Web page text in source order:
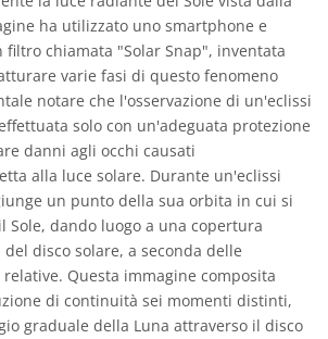
ha utilizzato uno smartphone e
filtro chiamata "Solar Snap", inventata
varie fasi di questo fenomeno
notare che l'osservazione di un'eclissi
solo con un'adeguata protezione
danni agli occhi causati
alla luce solare. Durante un'eclissi
un punto della sua orbita in cui si
Sole, dando luogo a una copertura
disco solare, a seconda delle
Questa immagine composita
di continuità sei momenti distinti,
graduale della Luna attraverso il disco